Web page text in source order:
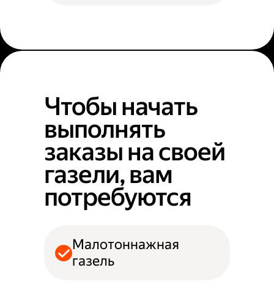
Чтобы начать
выполнять
заказы на своей
газели, вам
потребуются
Малотоннажная
газель